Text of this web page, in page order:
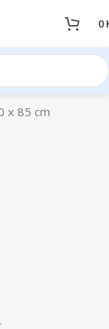
0
x 85 cm